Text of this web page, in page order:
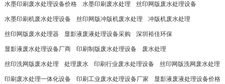
水墨印刷废水处理设备价格 水墨印刷废水处理 丝印网版废水处理设备
水墨印刷机废水处理设备 丝印网版冲版机废水处理 冲版机废水处理
丝印网版废水处理器 显影液废液处理设备采购 深圳裕佳环保
显影液废水处理设备厂商 印刷制版废水处理设备 废水处理​
丝印洗网版废水处理 处理废水 印刷行业废水处理设备 丝印网版洗网废水处理
印刷废水处理一体化设备 印刷工业废水处理设备厂家 显影液废液处理设备价格